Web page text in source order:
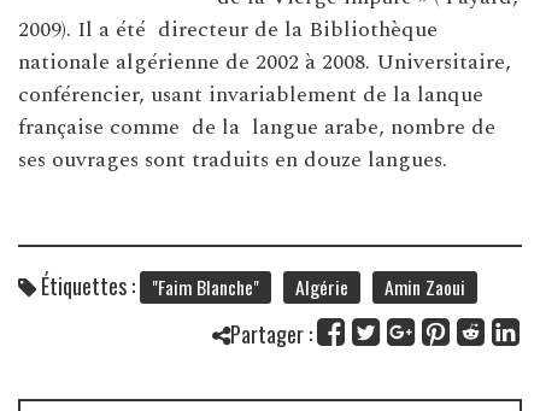
2009). Il a été directeur de la Bibliothèque
nationale algérienne de 2002 à 2008. Universitaire,
conférencier, usant invariablement de la lanque
française comme de la langue arabe, nombre de
ses ouvrages sont traduits en douze langues.
Étiquettes : "Faim Blanche" Algérie Amin Zaoui
Partager :